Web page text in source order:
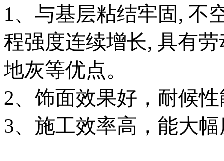
1、与基层粘结牢固, 不
程强度连续增长, 具有
地灰等优点。
2、饰面效果好，耐候
3、施工效率高，能大